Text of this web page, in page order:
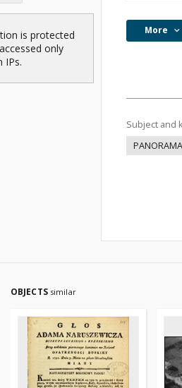
is protected
only
IPs.
More
Subject and
PANORAMA
OBJECTS similar